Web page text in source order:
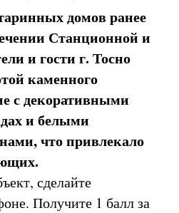
домов ранее
Станционной и
и гости г. Тосно
каменного
с декоративными
и белыми
что привлекало
сделайте
Получите 1 балл за